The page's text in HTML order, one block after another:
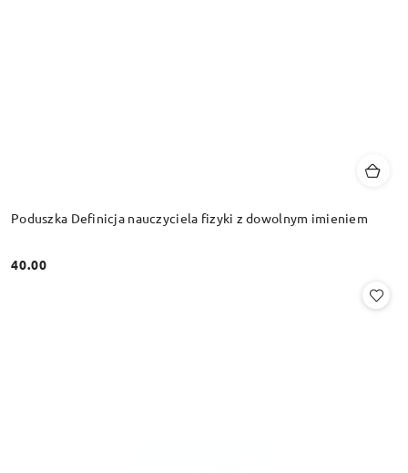
Poduszka Definicja nauczyciela fizyki z dowolnym imieniem
Cena:
40.00